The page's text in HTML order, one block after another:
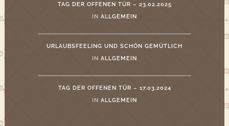
TAG DER OFFENEN TÜR – 23.02.2025
IN ALLGEMEIN
URLAUBSFEELING UND SCHÖN GEMÜTLICH
IN ALLGEMEIN
TAG DER OFFENEN TÜR – 17.03.2024
IN ALLGEMEIN